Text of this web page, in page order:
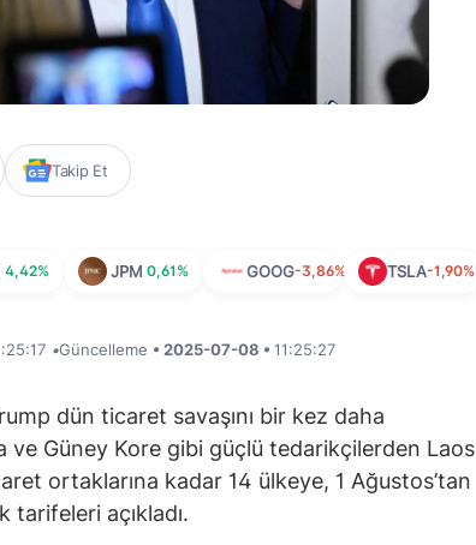
Takip Et
4,42% JPM 0,61% GOOG-3,86% TSLA-1,90%
•Güncelleme • 2025-07-08 • 11:25:27
dün ticaret savaşını bir kez daha
ve Güney Kore gibi güçlü tedarikçilerden Laos
ortaklarına kadar 14 ülkeye, 1 Ağustos’tan
açıkladı.